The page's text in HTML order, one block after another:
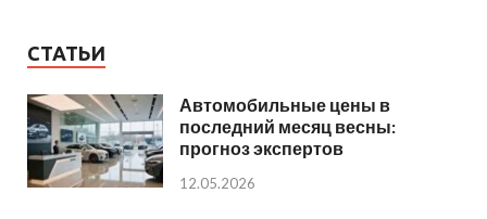
СТАТЬИ
Автомобильные цены в
последний месяц весны:
прогноз экспертов
12.05.2026